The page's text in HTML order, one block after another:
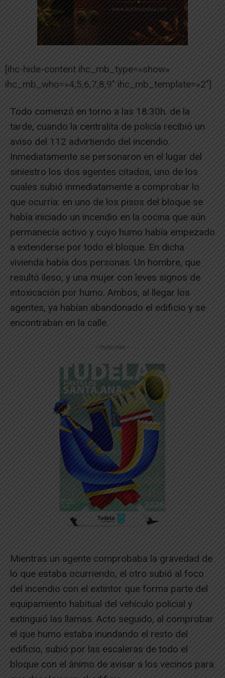
[ihc-hide-content ihc_mb_type=»show»
ihc_mb_who=»4,5,6,7,8,9″ ihc_mb_template=»2″]
Todo comenzó en torno a las 18:30h. de la
tarde, cuando la centralita de policía recibió un
aviso del 112 advirtiendo del incendio.
Inmediatamente se personaron en el lugar del
siniestro los dos agentes citados, uno de los
cuales subió inmediatamente a comprobar lo
que ocurría: en uno de los pisos del bloque se
había iniciado un incendio en la cocina que aún
permanecía activo y cuyo humo había empezado
a extenderse por todo el bloque. En dicha
vivienda había dos personas. Un hombre, que
resultó ileso, y una mujer con leves signos de
intoxicación por humo. Ambos, al llegar los
agentes, ya habían abandonado el edificio y se
encontraban en la calle.
-- Publicidad --
Mientras un agente comprobaba la gravedad de
lo que estaba ocurriendo, el otro subió al foco
del incendio con el extintor que forma parte del
equipamiento habitual del vehículo policial y
extinguió las llamas. Acto seguido, al comprobar
el que humo estaba inundando el resto del
edificio, subió por las escaleras de todo el
bloque con el ánimo de avisar a los vecinos para